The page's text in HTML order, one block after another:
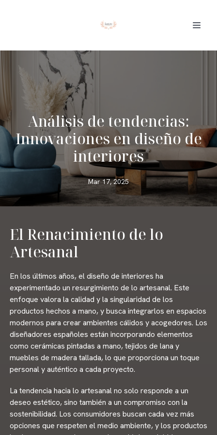
Análisis de tendencias:
Innovaciones en diseño de
interiores
Mar 17, 2025
El Renacimiento de lo
Artesanal
En los últimos años, el diseño de interiores ha
experimentado un resurgimiento de lo artesanal. Este
enfoque valora la calidad y la singularidad de los
productos hechos a mano, y busca integrarlos en espacios
modernos para crear ambientes cálidos y acogedores. Los
diseñadores españoles están incorporando elementos
como cerámicas pintadas a mano, tejidos de lana y
muebles de madera tallada, lo que proporciona un toque
personal y auténtico a cada proyecto.
La tendencia hacia lo artesanal no solo responde a un
deseo estético, sino también a un compromiso con la
sostenibilidad. Los consumidores buscan cada vez más
opciones que respeten el medio ambiente, y los productos